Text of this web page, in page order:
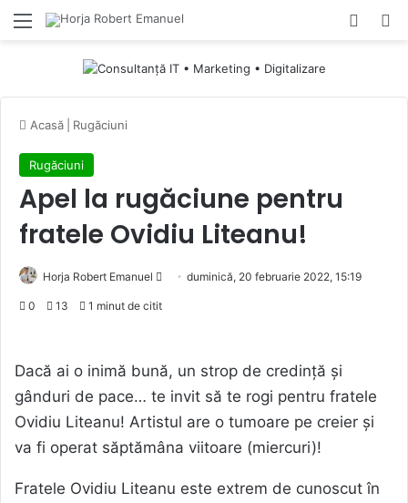
Menu
Acasă Rugăciuni
Rugăciuni
Apel la rugăciune pentru
fratele Ovidiu Liteanu!
Horja Robert Emanuel
Sendduminică, 20 februarie 2022, 15:19
0 13 1 minut de citit
Dacă ai o inimă bună, un strop de credință și
gânduri de pace… te invit să te rogi pentru fratele
Ovidiu Liteanu! Artistul are o tumoare pe creier și
va fi operat săptămâna viitoare (miercuri)!
Fratele Ovidiu Liteanu este extrem de cunoscut în